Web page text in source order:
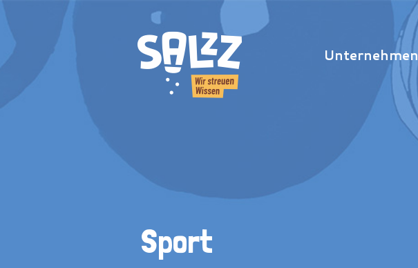
Unternehmen
Sport